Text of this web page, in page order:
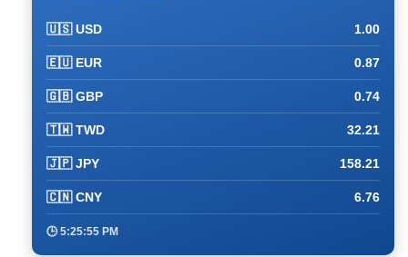
🇺🇸 USD 1.00
🇪🇺 EUR 0.87
🇬🇧 GBP 0.74
🇹🇼 TWD 32.21
🇯🇵 JPY 158.21
🇨🇳 CNY 6.76
🕒 5:25:55 PM